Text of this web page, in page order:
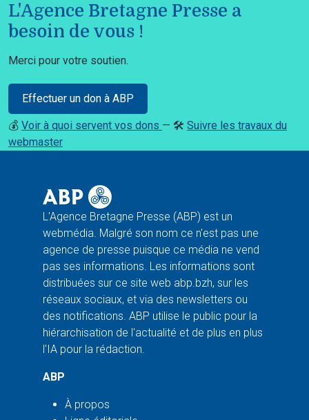
L'Agence Bretagne Presse a
besoin de vous !
Merci pour votre soutien.
Effectuer un don à ABP
💰 Voir à quoi servent vos dons — 🛠️ Suivre les travaux du
webmaster
L'Agence Bretagne Presse (ABP) est un
webmédia. Malgré son nom ce n'est pas une
agence de presse puisque ce média ne vend
pas ses informations. Les informations sont
distribuées sur ce site web abp.bzh, sur les
réseaux sociaux, et via des newsletters ou
des notifications. ABP utilise le public pour la
hiérarchisation de l'actualité et de plus en plus
l'IA pour la rédaction.
ABP
À propos